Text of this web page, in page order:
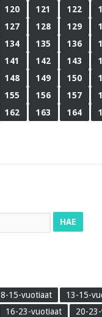
120 121 122
127 128 129
134 135 136
141 142 143
148 149 150
155 156 157
162 163 164
8-15-vuotiaat
13-15-
16-23-vuotiaat
20-